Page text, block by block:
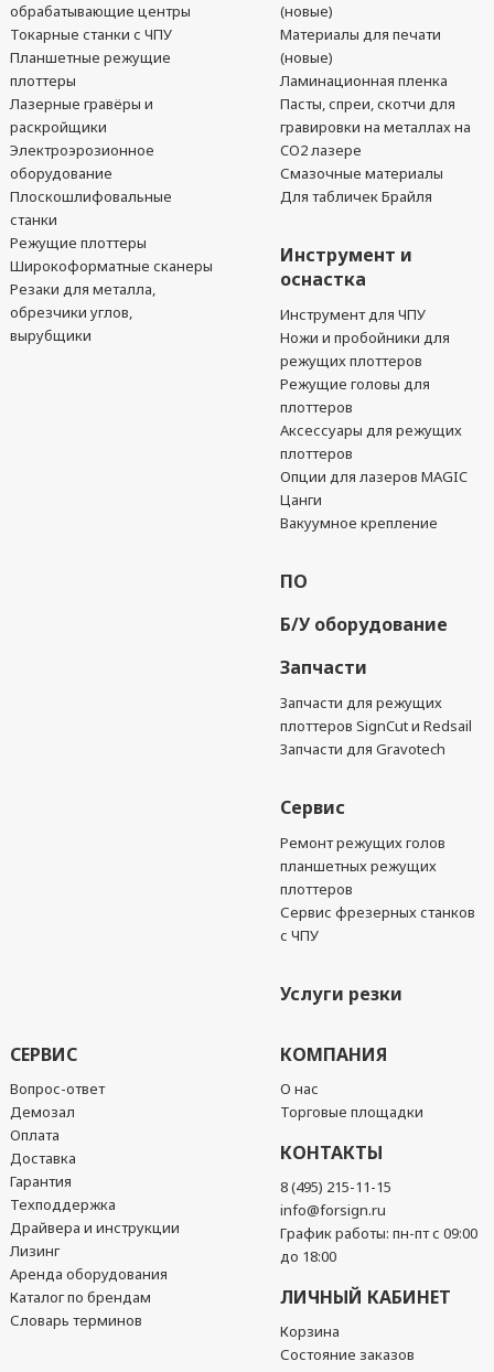
обрабатывающие центры
Токарные станки с ЧПУ
Планшетные режущие
плоттеры
Лазерные гравёры и
раскройщики
Электроэрозионное
оборудование
Плоскошлифовальные
станки
Режущие плоттеры
Широкоформатные сканеры
Резаки для металла,
обрезчики углов,
вырубщики
(новые)
Материалы для печати
(новые)
Ламинационная пленка
Пасты, спреи, скотчи для
гравировки на металлах на
CO2 лазере
Смазочные материалы
Для табличек Брайля
Инструмент и
оснастка
Инструмент для ЧПУ
Ножи и пробойники для
режущих плоттеров
Режущие головы для
плоттеров
Аксессуары для режущих
плоттеров
Опции для лазеров MAGIC
Цанги
Вакуумное крепление
ПО
Б/У оборудование
Запчасти
Запчасти для режущих
плоттеров SignCut и Redsail
Запчасти для Gravotech
Сервис
Ремонт режущих голов
планшетных режущих
плоттеров
Сервис фрезерных станков
с ЧПУ
Услуги резки
СЕРВИС
Вопрос-ответ
Демозал
Оплата
Доставка
Гарантия
Техподдержка
Драйвера и инструкции
Лизинг
Аренда оборудования
Каталог по брендам
Словарь терминов
КОМПАНИЯ
О нас
Торговые площадки
КОНТАКТЫ
8 (495) 215-11-15
info@forsign.ru
График работы: пн-пт с 09:00
до 18:00
ЛИЧНЫЙ КАБИНЕТ
Корзина
Состояние заказов